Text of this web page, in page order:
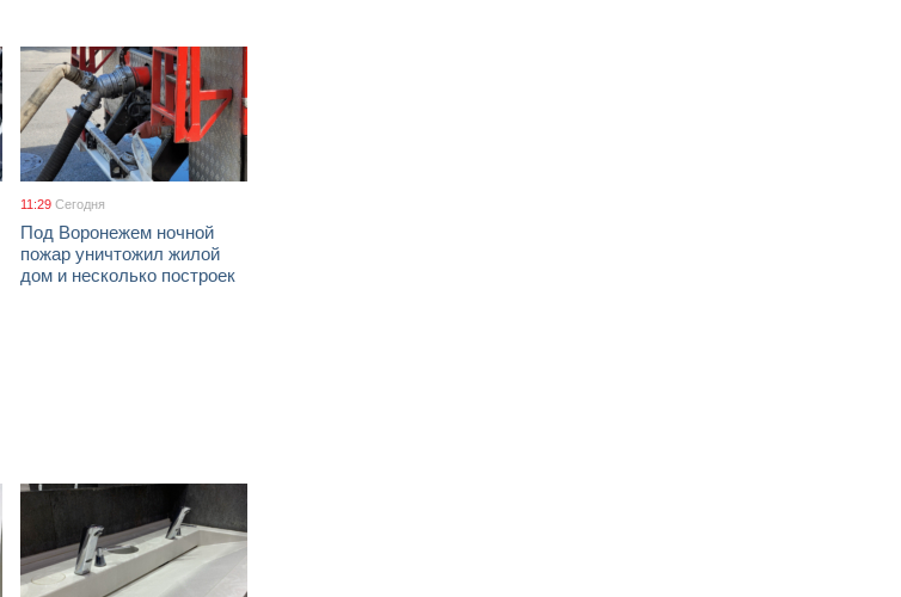
11:29 Сегодня
Под Воронежем ночной
пожар уничтожил жилой
дом и несколько построек